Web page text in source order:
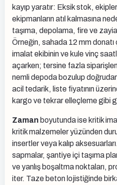
kayıp yaratır: Eksik stok,
ekipmanların atıl kalmasına
taşıma, depolama, fire ve
Örneğin, sahada 12 mm
imalat ekibinin ve kule vinç
açarken; tersine fazla
nemli depoda bozulup
acil tedarik, liste fiyatının
kargo ve tekrar elleçleme gibi
Zaman boyutunda ise kritik
kritik malzemeler yüzünden
insertler veya kalıp
sapmalar, şantiye içi taşıma
ve yanlış boşaltma noktaları,
iter. Taze beton lojistiğinde